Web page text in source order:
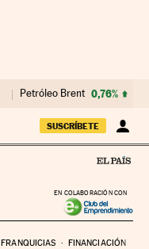
Petróleo Brent 0,76%
SUSCRÍBETE
EN COLABORACIÓN CON
FRANQUICIAS FINANCIACIÓN